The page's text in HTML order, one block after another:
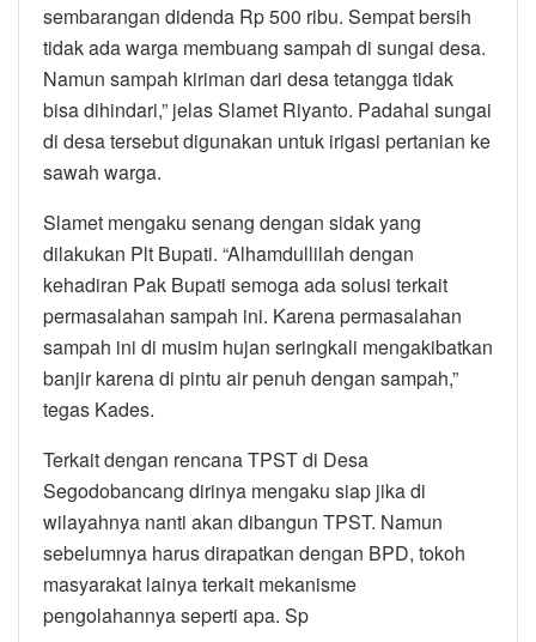
sembarangan didenda Rp 500 ribu. Sempat bersih
tidak ada warga membuang sampah di sungai desa.
Namun sampah kiriman dari desa tetangga tidak
bisa dihindari,” jelas Slamet Riyanto. Padahal sungai
di desa tersebut digunakan untuk irigasi pertanian ke
sawah warga.
Slamet mengaku senang dengan sidak yang
dilakukan Plt Bupati. “Alhamdullilah dengan
kehadiran Pak Bupati semoga ada solusi terkait
permasalahan sampah ini. Karena permasalahan
sampah ini di musim hujan seringkali mengakibatkan
banjir karena di pintu air penuh dengan sampah,”
tegas Kades.
Terkait dengan rencana TPST di Desa
Segodobancang dirinya mengaku siap jika di
wilayahnya nanti akan dibangun TPST. Namun
sebelumnya harus dirapatkan dengan BPD, tokoh
masyarakat lainya terkait mekanisme
pengolahannya seperti apa. Sp